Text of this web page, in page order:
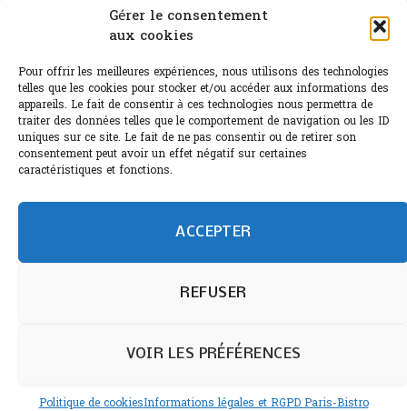
Gérer le consentement
aux cookies
Pour offrir les meilleures expériences, nous utilisons des technologies
telles que les cookies pour stocker et/ou accéder aux informations des
appareils. Le fait de consentir à ces technologies nous permettra de
traiter des données telles que le comportement de navigation ou les ID
uniques sur ce site. Le fait de ne pas consentir ou de retirer son
consentement peut avoir un effet négatif sur certaines
caractéristiques et fonctions.
ACCEPTER
REFUSER
VOIR LES PRÉFÉRENCES
Politique de cookiesInformations légales et RGPD Paris-Bistro
Canicule : A quand le CHR à « l’heure espagnole » ?
Sélection de rosés 2026
L'abus d'alcool est dangereux pour la santé.
humain et 0% IA de Paris Bistro Editions - SARL de Presse -
Informations légales etRGPD